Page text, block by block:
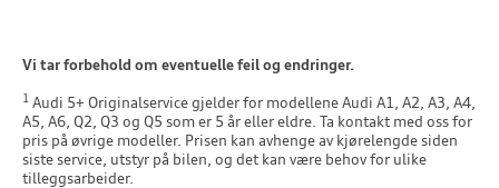
Vi tar forbehold om eventuelle feil og endringer.
1 Audi 5+ Originalservice gjelder for modellene Audi A1, A2, A3, A4,
A5, A6, Q2, Q3 og Q5 som er 5 år eller eldre. Ta kontakt med oss for
pris på øvrige modeller. Prisen kan avhenge av kjørelengde siden
siste service, utstyr på bilen, og det kan være behov for ulike
tilleggsarbeider.